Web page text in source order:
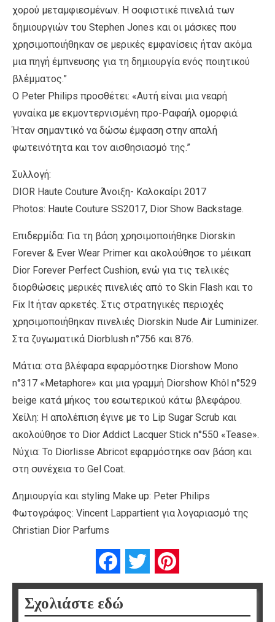
χορού μεταμφιεσμένων. Η σοφιστικέ πινελιά των
δημιουργιών του Stephen Jones και οι μάσκες που
χρησιμοποιήθηκαν σε μερικές εμφανίσεις ήταν ακόμα
μια πηγή έμπνευσης για τη δημιουργία ενός ποιητικού
βλέμματος.”
Ο Peter Philips προσθέτει: «Αυτή είναι μια νεαρή
γυναίκα με εκμοντερνισμένη προ-Ραφαήλ ομορφιά.
Ήταν σημαντικό να δώσω έμφαση στην απαλή
φωτεινότητα και τον αισθησιασμό της.”
Συλλογή:
DIOR Haute Couture Άνοιξη- Καλοκαίρι 2017
Photos: Haute Couture SS2017, Dior Show Backstage.
Επιδερμίδα: Για τη βάση χρησιμοποιήθηκε Diorskin
Forever & Ever Wear Primer και ακολούθησε το μέικαπ
Dior Forever Perfect Cushion, ενώ για τις τελικές
διορθώσεις μερικές πινελιές από το Skin Flash και το
Fix It ήταν αρκετές. Στις στρατηγικές περιοχές
χρησιμοποιήθηκαν πινελιές Diorskin Nude Air Luminizer.
Στα ζυγωματικά Diorblush n°756 και 876.
Μάτια: στα βλέφαρα εφαρμόστηκε Diorshow Mono
n°317 «Metaphore» και μια γραμμή Diorshow Khôl n°529
beige κατά μήκος του εσωτερικού κάτω βλεφάρου.
Χείλη: Η απολέπιση έγινε με το Lip Sugar Scrub και
ακολούθησε το Dior Addict Lacquer Stick n°550 «Tease».
Νύχια: Το Diorlisse Abricot εφαρμόστηκε σαν βάση και
στη συνέχεια το Gel Coat.
Δημιουργία και styling Make up: Peter Philips
Φωτογράφος: Vincent Lappartient για λογαριασμό της
Christian Dior Parfums
FacebookTwitter
Σχολιάστε εδώ